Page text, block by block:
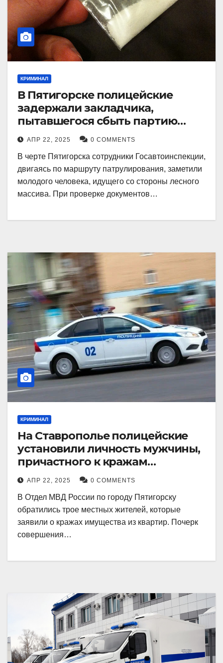
КРИМИНАЛ
В Пятигорске полицейские
задержали закладчика,
пытавшегося сбыть партию
синтетического наркотика
АПР 22, 2025 0 COMMENTS
В черте Пятигорска сотрудники Госавтоинспекции,
двигаясь по маршруту патрулирования, заметили
молодого человека, идущего со стороны лесного
массива. При проверке документов…
КРИМИНАЛ
На Ставрополье полицейские
установили личность мужчины,
причастного к кражам
имущества из квартир в
Пятигорске
АПР 22, 2025 0 COMMENTS
В Отдел МВД России по городу Пятигорску
обратились трое местных жителей, которые
заявили о кражах имущества из квартир. Почерк
совершения…